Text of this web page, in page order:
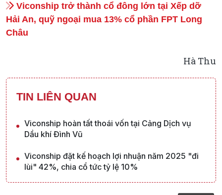
Viconship trở thành cổ đông lớn tại Xếp dỡ
Hải An, quỹ ngoại mua 13% cổ phần FPT Long
Châu
Hà Thu
TIN LIÊN QUAN
Viconship hoàn tất thoái vốn tại Cảng Dịch vụ
Dầu khí Đình Vũ
Viconship đặt kế hoạch lợi nhuận năm 2025 "đi
lùi" 42%, chia cổ tức tỷ lệ 10%